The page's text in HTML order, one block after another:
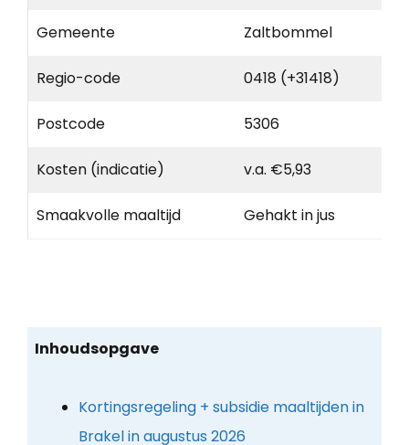
Gemeente Zaltbommel
Regio-code 0418 (+31418)
Postcode 5306
Kosten (indicatie) v.a. €5,93
Smaakvolle maaltijd Gehakt in jus
Inhoudsopgave
Kortingsregeling + subsidie maaltijden in
Brakel in augustus 2026